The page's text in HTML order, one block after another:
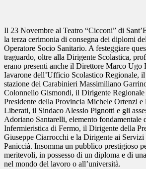
Il 23 Novembre al Teatro “Cicconi” di
la terza cerimonia di consegna dei diplomi
Operatore Socio Sanitario. A festeggiare
traguardo, oltre alla Dirigente Scolastica,
erano presenti anche il Direttore Marco Ugo
Iavarone dell’Ufficio Scolastico Regionale,
stazione dei Carabinieri Massimiliano
Colonnello Gismondi, il Dirigente
Presidente della Provincia Michele Ortenzi e
Liberati, il Sindaco Alessio Pignotti e gli
Adoriano Santarelli, elemento fondamentale
Infermieristica di Fermo, il Dirigente della
Giuseppe Ciarrocchi e la Dirigente ai
Paniccià. Insomma un pubblico prestigioso
meritevoli, in possesso di un diploma e di
nel mondo del lavoro o all’università.